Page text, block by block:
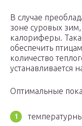
В случае
зоне суровых
калориферы.
обеспечить
количество
устанавливается
Оптимальные